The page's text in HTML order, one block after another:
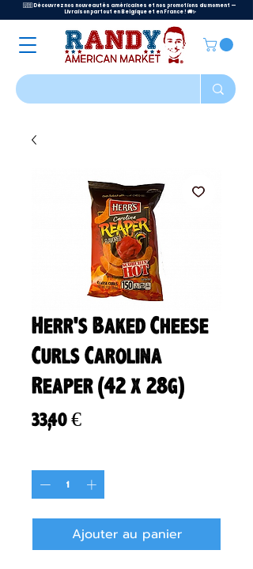
🇺🇸 Découvrez nos nouveautés américaines et nos promotions du moment —
Livraison partout en Belgique et en France ! 🚚✨
Herr's Baked Cheese
Curls Carolina
Reaper (42 x 28g)
33,40 €Prix
Ajouter au panier